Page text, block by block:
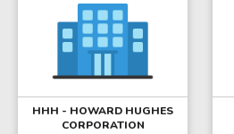
HHH - HOWARD HUGHES
CORPORATION